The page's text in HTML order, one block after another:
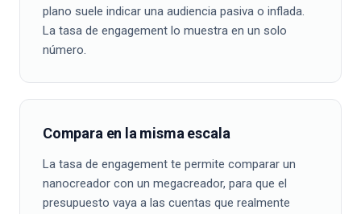
plano suele indicar una audiencia pasiva o inflada.
La tasa de engagement lo muestra en un solo
número.
Compara en la misma escala
La tasa de engagement te permite comparar un
nanocreador con un megacreador, para que el
presupuesto vaya a las cuentas que realmente